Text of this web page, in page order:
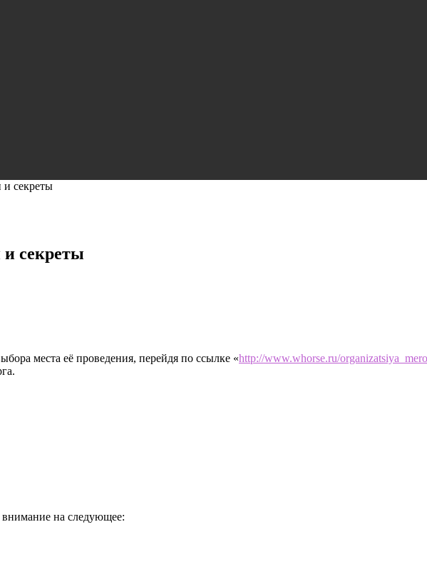
и секреты
и секреты
места её проведения, перейдя по ссылке «http://www.whorse.ru/
внимание на следующее: